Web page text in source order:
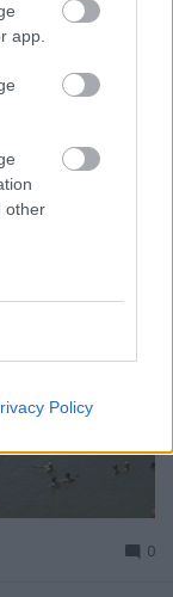
app.
other
Policy
a 10 000
0